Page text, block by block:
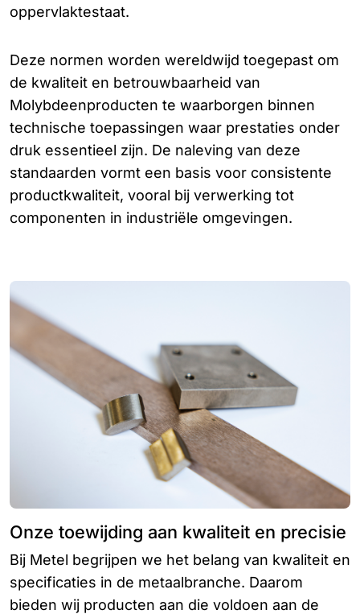
oppervlaktestaat.
Deze normen worden wereldwijd toegepast om
de kwaliteit en betrouwbaarheid van
Molybdeenproducten te waarborgen binnen
technische toepassingen waar prestaties onder
druk essentieel zijn. De naleving van deze
standaarden vormt een basis voor consistente
productkwaliteit, vooral bij verwerking tot
componenten in industriële omgevingen.
Onze toewijding aan kwaliteit en precisie
Bij Metel begrijpen we het belang van kwaliteit en
specificaties in de metaalbranche. Daarom
bieden wij producten aan die voldoen aan de